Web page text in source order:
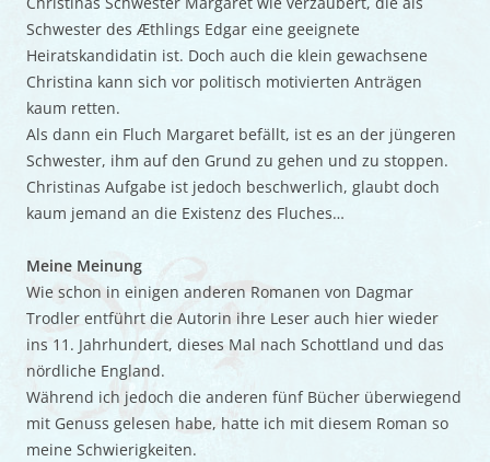
Schwester des Æthlings Edgar eine geeignete
Heiratskandidatin ist. Doch auch die klein gewachsene
Christina kann sich vor politisch motivierten Anträgen
kaum retten.
Als dann ein Fluch Margaret befällt, ist es an der jüngeren
Schwester, ihm auf den Grund zu gehen und zu stoppen.
Christinas Aufgabe ist jedoch beschwerlich, glaubt doch
kaum jemand an die Existenz des Fluches…
Meine Meinung
Wie schon in einigen anderen Romanen von Dagmar
Trodler entführt die Autorin ihre Leser auch hier wieder
ins 11. Jahrhundert, dieses Mal nach Schottland und das
nördliche England.
Während ich jedoch die anderen fünf Bücher überwiegend
mit Genuss gelesen habe, hatte ich mit diesem Roman so
meine Schwierigkeiten.